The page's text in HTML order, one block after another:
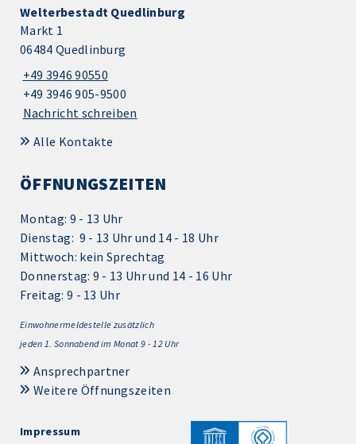
Welterbestadt Quedlinburg
Markt 1
06484 Quedlinburg
+49 3946 90550
+49 3946 905-9500
Nachricht schreiben
Alle Kontakte
ÖFFNUNGSZEITEN
Montag: 9 - 13 Uhr
Dienstag: 9 - 13 Uhr und 14 - 18 Uhr
Mittwoch: kein Sprechtag
Donnerstag: 9 - 13 Uhr und 14 - 16 Uhr
Freitag: 9 - 13 Uhr
Einwohnermeldestelle zusätzlich
jeden 1. Sonnabend im Monat 9 - 12 Uhr
Ansprechpartner
Weitere Öffnungszeiten
Impressum